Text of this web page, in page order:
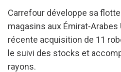
Carrefour développe sa
magasins aux Émirat-Arabes
récente acquisition de 11
le suivi des stocks et
rayons.